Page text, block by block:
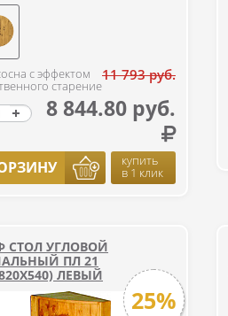
с эффектом
старение
11 793 руб.
8 844.80 руб.
купить
в 1 клик
СТОЛ УГЛОВОЙ
ПЛ 21
ЛЕВЫЙ
25%